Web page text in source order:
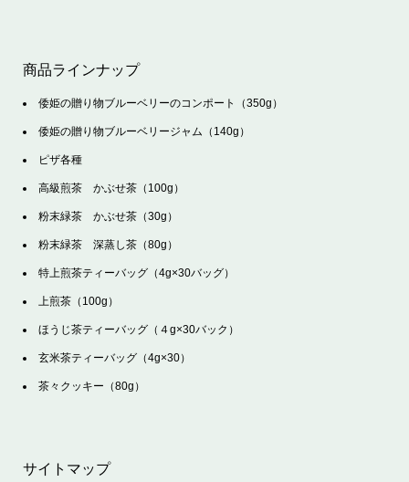
商品ラインナップ
倭姫の贈り物ブルーベリーのコンポート（350g）
倭姫の贈り物ブルーベリージャム（140g）
ピザ各種
高級煎茶 かぶせ茶（100g）
粉末緑茶 かぶせ茶（30g）
粉末緑茶 深蒸し茶（80g）
特上煎茶ティーバッグ（4g×30バッグ）
上煎茶（100g）
ほうじ茶ティーバッグ（４g×30バック）
玄米茶ティーバッグ（4g×30）
茶々クッキー（80g）
サイトマップ